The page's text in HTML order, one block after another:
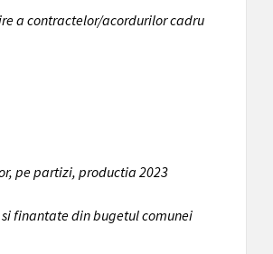
a contractelor/acordurilor cadru
pe partizi, productia 2023
finantate din bugetul comunei